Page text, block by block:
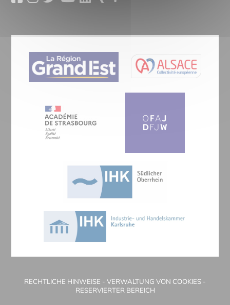
RECHTLICHE HINWEISE - VERWALTUNG VON COOKIES -
RESERVIERTER BEREICH